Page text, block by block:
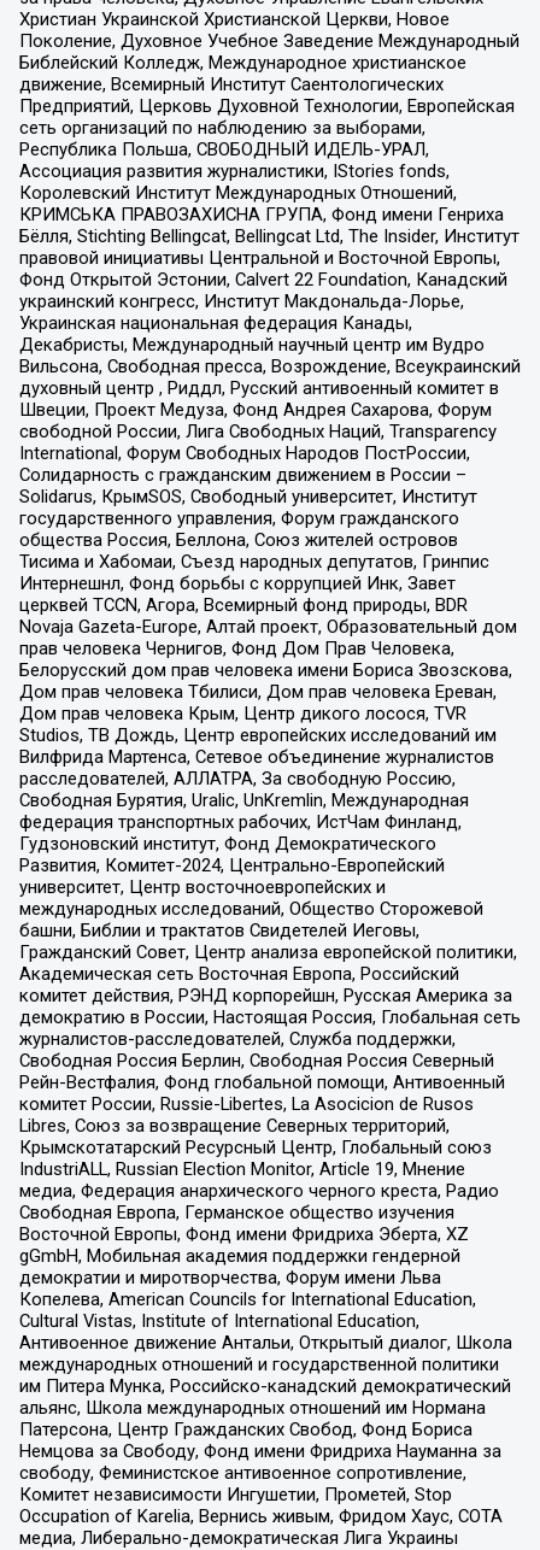
Христиан Украинской Христианской Церкви, Новое
Поколение, Духовное Учебное Заведение Международный
Библейский Колледж, Международное христианское
движение, Всемирный Институт Саентологических
Предприятий, Церковь Духовной Технологии, Европейская
сеть организаций по наблюдению за выборами,
Республика Польша, СВОБОДНЫЙ ИДЕЛЬ-УРАЛ,
Ассоциация развития журналистики, IStories fonds,
Королевский Институт Международных Отношений,
КРИМСЬКА ПРАВОЗАХИСНА ГРУПА, Фонд имени Генриха
Бёлля, Stichting Bellingcat, Bellingcat Ltd, The Insider, Институт
правовой инициативы Центральной и Восточной Европы,
Фонд Открытой Эстонии, Calvert 22 Foundation, Канадский
украинский конгресс, Институт Макдональда-Лорье,
Украинская национальная федерация Канады,
Декабристы, Международный научный центр им Вудро
Вильсона, Свободная пресса, Возрождение, Всеукраинский
духовный центр , Риддл, Русский антивоенный комитет в
Швеции, Проект Медуза, Фонд Андрея Сахарова, Форум
свободной России, Лига Свободных Наций, Transparеncy
International, Форум Свободных Народов ПостРоссии,
Солидарность с гражданским движением в России –
Solidarus, КрымSOS, Свободный университет, Институт
государственного управления, Форум гражданского
общества Россия, Беллона, Союз жителей островов
Тисима и Хабомаи, Съезд народных депутатов, Гринпис
Интернешнл, Фонд борьбы с коррупцией Инк, Завет
церквей TCCN, Агора, Всемирный фонд природы, BDR
Novaja Gazeta-Europe, Алтай проект, Образовательный дом
прав человека Чернигов, Фонд Дом Прав Человека,
Белорусский дом прав человека имени Бориса Звозскова,
Дом прав человека Тбилиси, Дом прав человека Ереван,
Дом прав человека Крым, Центр дикого лосося, TVR
Studios, ТВ Дождь, Центр европейских исследований им
Вилфрида Мартенса, Сетевое объединение журналистов
расследователей, АЛЛАТРА, За свободную Россию,
Свободная Бурятия, Uralic, UnKremlin, Международная
федерация транспортных рабочих, ИстЧам Финланд,
Гудзоновский институт, Фонд Демократического
Развития, Комитет-2024, Центрально-Европейский
университет, Центр восточноевропейских и
международных исследований, Общество Сторожевой
башни, Библии и трактатов Свидетелей Иеговы,
Гражданский Совет, Центр анализа европейской политики,
Академическая сеть Восточная Европа, Российский
комитет действия, РЭНД корпорейшн, Русская Америка за
демократию в России, Настоящая Россия, Глобальная сеть
журналистов-расследователей, Служба поддержки,
Свободная Россия Берлин, Свободная Россия Северный
Рейн-Вестфалия, Фонд глобальной помощи, Антивоенный
комитет России, Russie-Libertes, La Asocicion de Rusos
Libres, Союз за возвращение Северных территорий,
Крымскотатарский Ресурсный Центр, Глобальный союз
IndustriALL, Russian Election Monitor, Article 19, Мнение
медиа, Федерация анархического черного креста, Радио
Свободная Европа, Германское общество изучения
Восточной Европы, Фонд имени Фридриха Эберта, XZ
gGmbH, Мобильная академия поддержки гендерной
демократии и миротворчества, Форум имени Льва
Копелева, American Councils for International Education,
Cultural Vistas, Institute of International Education,
Антивоенное движение Антальи, Открытый диалог, Школа
международных отношений и государственной политики
им Питера Мунка, Российско-канадский демократический
альянс, Школа международных отношений им Нормана
Патерсона, Центр Гражданских Свобод, Фонд Бориса
Немцова за Свободу, Фонд имени Фридриха Науманна за
свободу, Феминистское антивоенное сопротивление,
Комитет независимости Ингушетии, Прометей, Stop
Occupation of Karelia, Вернись живым, Фридом Хаус, СОТА
медиа, Либерально-демократическая Лига Украины